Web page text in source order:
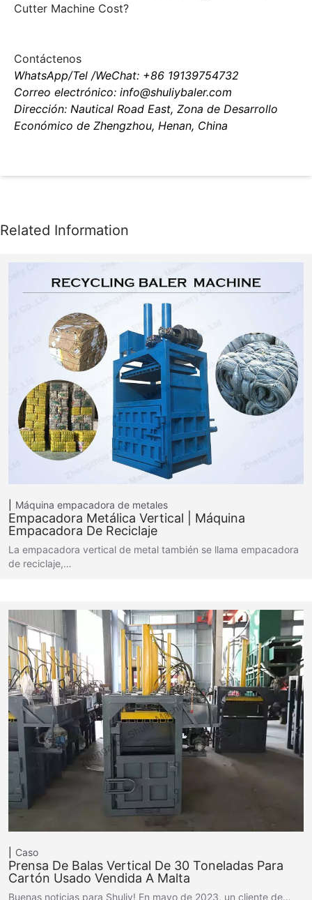
Cutter Machine Cost?
Contáctenos
WhatsApp/Tel /WeChat: +86 19139754732
Correo electrónico: info@shuliybaler.com
Dirección: Nautical Road East, Zona de Desarrollo
Económico de Zhengzhou, Henan, China
Máquina empacadora de metales
Empacadora Metálica Vertical | Máquina
Empacadora De Reciclaje
La empacadora vertical de metal también se llama empacadora
de reciclaje,…
Caso
Prensa De Balas Vertical De 30 Toneladas Para
Cartón Usado Vendida A Malta
Buenas noticias para Shuliy! En mayo de 2023, un cliente de…